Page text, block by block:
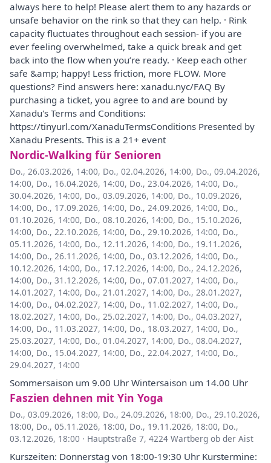
always here to help! Please alert them to any hazards or
unsafe behavior on the rink so that they can help. · Rink
capacity fluctuates throughout each session- if you are
ever feeling overwhelmed, take a quick break and get
back into the flow when you’re ready. · Keep each other
safe &amp; happy! Less friction, more FLOW. More
questions? Find answers here: xanadu.nyc/FAQ By
purchasing a ticket, you agree to and are bound by
Xanadu's Terms and Conditions:
https://tinyurl.com/XanaduTermsConditions Presented by
Xanadu Presents. This is a 21+ event
Nordic-Walking für Senioren
Do., 26.03.2026, 14:00, Do., 02.04.2026, 14:00, Do., 09.04.2026,
14:00, Do., 16.04.2026, 14:00, Do., 23.04.2026, 14:00, Do.,
30.04.2026, 14:00, Do., 03.09.2026, 14:00, Do., 10.09.2026,
14:00, Do., 17.09.2026, 14:00, Do., 24.09.2026, 14:00, Do.,
01.10.2026, 14:00, Do., 08.10.2026, 14:00, Do., 15.10.2026,
14:00, Do., 22.10.2026, 14:00, Do., 29.10.2026, 14:00, Do.,
05.11.2026, 14:00, Do., 12.11.2026, 14:00, Do., 19.11.2026,
14:00, Do., 26.11.2026, 14:00, Do., 03.12.2026, 14:00, Do.,
10.12.2026, 14:00, Do., 17.12.2026, 14:00, Do., 24.12.2026,
14:00, Do., 31.12.2026, 14:00, Do., 07.01.2027, 14:00, Do.,
14.01.2027, 14:00, Do., 21.01.2027, 14:00, Do., 28.01.2027,
14:00, Do., 04.02.2027, 14:00, Do., 11.02.2027, 14:00, Do.,
18.02.2027, 14:00, Do., 25.02.2027, 14:00, Do., 04.03.2027,
14:00, Do., 11.03.2027, 14:00, Do., 18.03.2027, 14:00, Do.,
25.03.2027, 14:00, Do., 01.04.2027, 14:00, Do., 08.04.2027,
14:00, Do., 15.04.2027, 14:00, Do., 22.04.2027, 14:00, Do.,
29.04.2027, 14:00
Sommersaison um 9.00 Uhr Wintersaison um 14.00 Uhr
Faszien dehnen mit Yin Yoga
Do., 03.09.2026, 18:00, Do., 24.09.2026, 18:00, Do., 29.10.2026,
18:00, Do., 05.11.2026, 18:00, Do., 19.11.2026, 18:00, Do.,
03.12.2026, 18:00 · Hauptstraße 7, 4224 Wartberg ob der Aist
Kurszeiten: Donnerstag von 18:00-19:30 Uhr Kurstermine: